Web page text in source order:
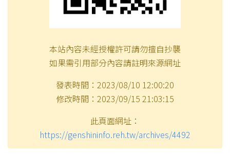
本站內容未經授權許可請勿擅自抄襲
如果需引用部分內容請註明來源網址
發表時間：2023/08/10 12:00:20
修改時間：2023/09/15 21:03:15
此頁面網址：
https://genshininfo.reh.tw/archives/4492